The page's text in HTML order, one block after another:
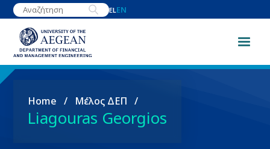
Skip
to
content
ELEN
Breadcrumb
Home Μέλος ΔΕΠ
Liagouras Georgios